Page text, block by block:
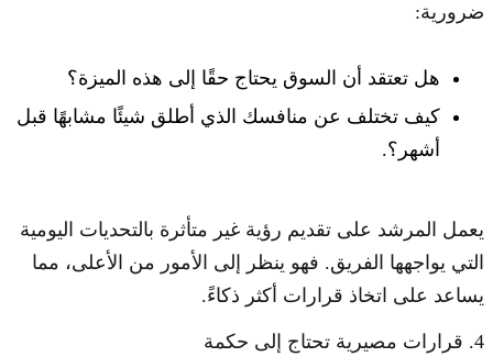
ضرورية:
هل تعتقد أن السوق يحتاج حقًا إلى هذه الميزة؟
كيف تختلف عن منافسك الذي أطلق شيئًا مشابهًا قبل
أشهر؟.
يعمل المرشد على تقديم رؤية غير متأثرة بالتحديات اليومية
التي يواجهها الفريق. فهو ينظر إلى الأمور من الأعلى، مما
يساعد على اتخاذ قرارات أكثر ذكاءً.
4. قرارات مصيرية تحتاج إلى حكمة